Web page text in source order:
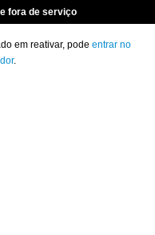
fora de serviço
em reativar, pode entrar no
.